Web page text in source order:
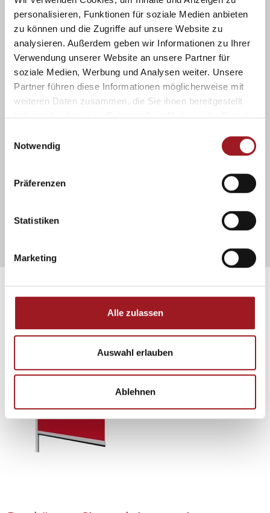
personalisieren, Funktionen für soziale Medien anbieten
zu können und die Zugriffe auf unsere Website zu
analysieren. Außerdem geben wir Informationen zu Ihrer
Verwendung unserer Website an unsere Partner für
soziale Medien, Werbung und Analysen weiter. Unsere
Partner führen diese Informationen möglicherweise mit
weiteren Daten zusammen, die Sie ihnen bereitgestellt
haben oder die sie im Rahmen Ihrer Nutzung der Dienste
Notwendig
Präferenzen
Statistiken
Marketing
Alle zulassen
Auswahl erlauben
Ablehnen
Führung
Führungsschienen
Kasten
eckig, verschiedene Größen
Anwendungsbereich
Soltis B92, Glasfasergewebe, Textilgewebe
im Rauminneren an senkrechten Flächen
Details und Varianten